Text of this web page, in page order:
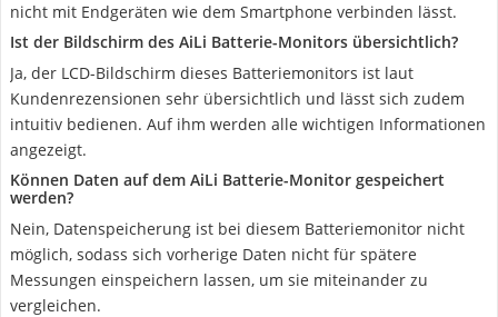
nicht mit Endgeräten wie dem Smartphone verbinden lässt.
Ist der Bildschirm des AiLi Batterie-Monitors übersichtlich?
Ja, der LCD-Bildschirm dieses Batteriemonitors ist laut
Kundenrezensionen sehr übersichtlich und lässt sich zudem
intuitiv bedienen. Auf ihm werden alle wichtigen Informationen
angezeigt.
Können Daten auf dem AiLi Batterie-Monitor gespeichert
werden?
Nein, Datenspeicherung ist bei diesem Batteriemonitor nicht
möglich, sodass sich vorherige Daten nicht für spätere
Messungen einspeichern lassen, um sie miteinander zu
vergleichen.